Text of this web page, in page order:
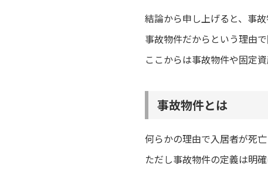
結論から申し上げると、事
事故物件だからという理由
ここからは事故物件や固定
事故物件とは
何らかの理由で入居者が死
ただし事故物件の定義は明確